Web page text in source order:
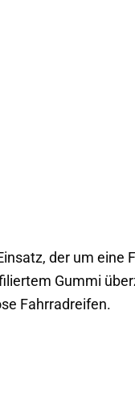
der um eine
Gummi
Fahrradreifen.